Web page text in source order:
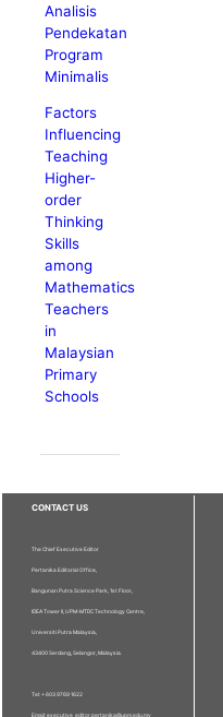
Analisis
Pendekatan
Program
Minimalis
Factors
Influencing
Teaching
Higher-
order
Thinking
Skills
among
Mathematics
Teachers
in
Malaysian
Primary
Schools
CONTACT US
The Chief Executive Editor
Pertanika Editorial Office,
Bangunan Putra Science Park, 1st Floor,
IDEA Tower II, UPM-MTDC Technology Centre,
Universiti Putra Malaysia,
43400 Serdang, Selangor, Malaysia.
Tel: + 603 9769 1622
Email: executive_editor.pertanika@upm.edu.my